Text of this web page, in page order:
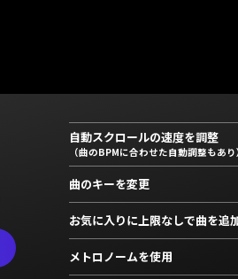
自動スクロールの速度を調整
（曲のBPMに合わせた自動調整もあり
曲のキーを変更
お気に入りに上限なしで曲を追
メトロノームを使用